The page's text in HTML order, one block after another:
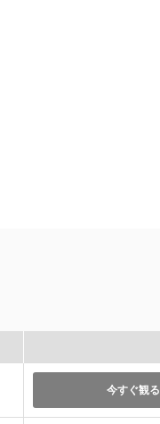
今すぐ観る